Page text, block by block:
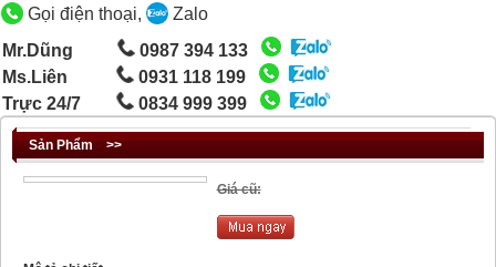
Gọi điện thoại,
Zalo
Mr.Dũng
0987 394 133
Ms.Liên
0931 118 199
Trực 24/7
0834 999 399
Sản Phẩm >>
Giá cũ: